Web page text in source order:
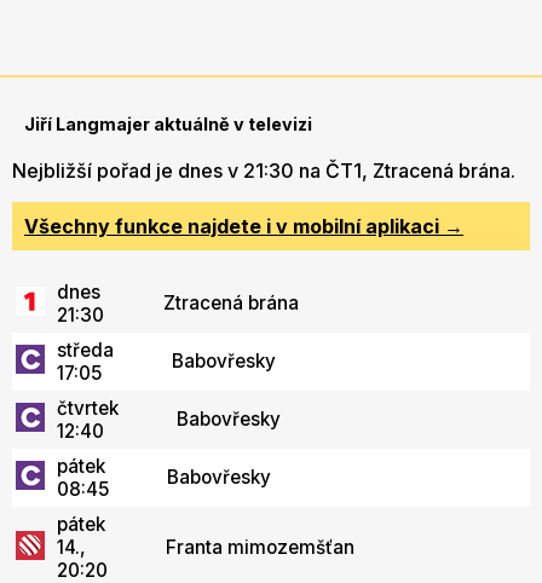
Jiří Langmajer aktuálně v televizi
Nejbližší pořad je dnes v 21:30 na ČT1, Ztracená brána.
Všechny funkce najdete i v mobilní aplikaci →
dnes
21:30
Ztracená brána
středa
17:05
Babovřesky
čtvrtek
12:40
Babovřesky
pátek
08:45
Babovřesky
pátek
14.,
20:20
Franta mimozemšťan